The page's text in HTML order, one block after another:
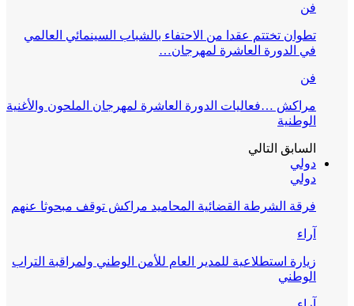
فن
تطوان تختتم عقدا من الاحتفاء بالشباب السينمائي العالمي
في الدورة العاشرة لمهرجان…
فن
مراكش …فعاليات الدورة العاشرة لمهرجان الملحون والأغنية
الوطنية
السابق التالي
دولي
دولي
فرقة الشرطة القضائية المحاميد مراكش توقف مبحوثا عنهم
آراء
زيارة استطلاعية للمدير العام للأمن الوطني ولمراقبة التراب
الوطني